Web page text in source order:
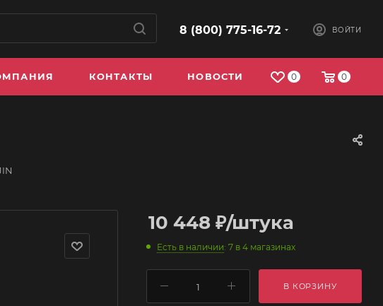
8 (800) 775-16-72 ВОЙТИ
0 0
КОНТАКТЫ НОВОСТИ
10 448 ₽/штука
Есть в наличии: 7 в 4 магазинах
В КОРЗИНУ